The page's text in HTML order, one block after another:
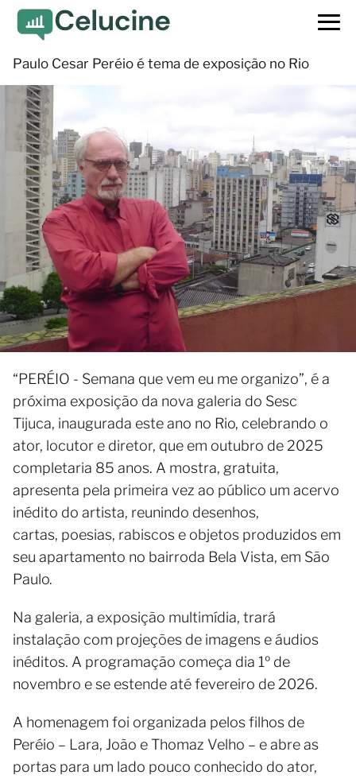
Paulo Cesar Peréio é tema de exposição no Rio
“PERÉIO - Semana que vem eu me organizo”, é a
próxima exposição da nova galeria do Sesc
Tijuca, inaugurada este ano no Rio, celebrando o
ator, locutor e diretor, que em outubro de 2025
completaria 85 anos. A mostra, gratuita,
apresenta pela primeira vez ao público um acervo
inédito do artista, reunindo desenhos,
cartas, poesias, rabiscos e objetos produzidos em
seu apartamento no bairroda Bela Vista, em São
Paulo.
Na galeria, a exposição multimídia, trará
instalação com projeções de imagens e áudios
inéditos. A programação começa dia 1º de
novembro e se estende até fevereiro de 2026.
A homenagem foi organizada pelos filhos de
Peréio – Lara, João e Thomaz Velho – e abre as
portas para um lado pouco conhecido do ator,